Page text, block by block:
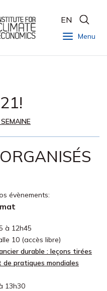
Menu
EN
évènements:
à 12h45
10 (accès libre)
durable : leçons tirées
de pratiques mondiales
13h30